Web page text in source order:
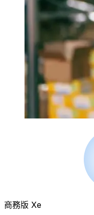
商務版 Xe